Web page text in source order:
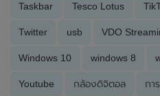
Taskbar Tesco Lotus
Twitter usb VDO
Windows 10 windows 8
Youtube กล้องดิจิตอล กา